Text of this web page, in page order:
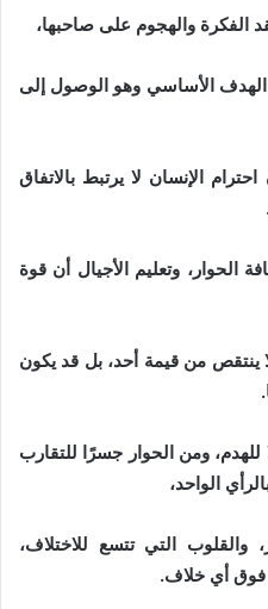
الفكرة والهجوم على صاحبها،
الهدف الأساسي وهو الوصول إلى
الإنسان لا يرتبط بالاتفاق
الحوار، وتعليم الأجيال أن قوة
ينتقص من قيمة أحد، بل قد يكون
للهدم، ومن الحوار جسرًا للتقارب
الواحد،
والقلوب التي تتسع للاختلاف،
فوق أي خلاف.